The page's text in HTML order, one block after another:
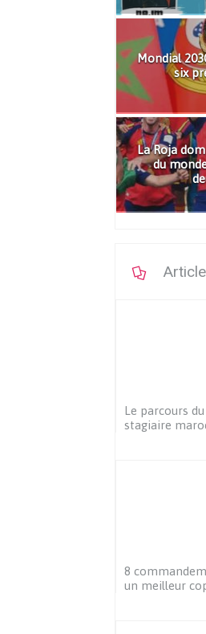
Mondial
six
La Roja
du
Le parcours
stagiaire
8
un meilleur